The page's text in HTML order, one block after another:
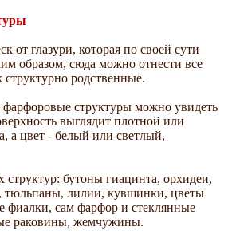
от глазури, которая по своей сути
образом, сюда можно отнести все
структурно родственные.
структуры можно увидеть
выглядит плотной или
а цвет - белый или светлый,
бутоны гиацинта, орхидеи,
тюльпаны, лилии, кувшинки, цветы
фиалки, сам фарфор и стеклянные
раковины, жемчужины.